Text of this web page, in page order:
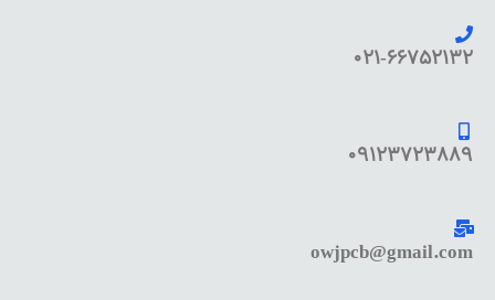
021-66752132
09123723889
owjpcb@gmail.com